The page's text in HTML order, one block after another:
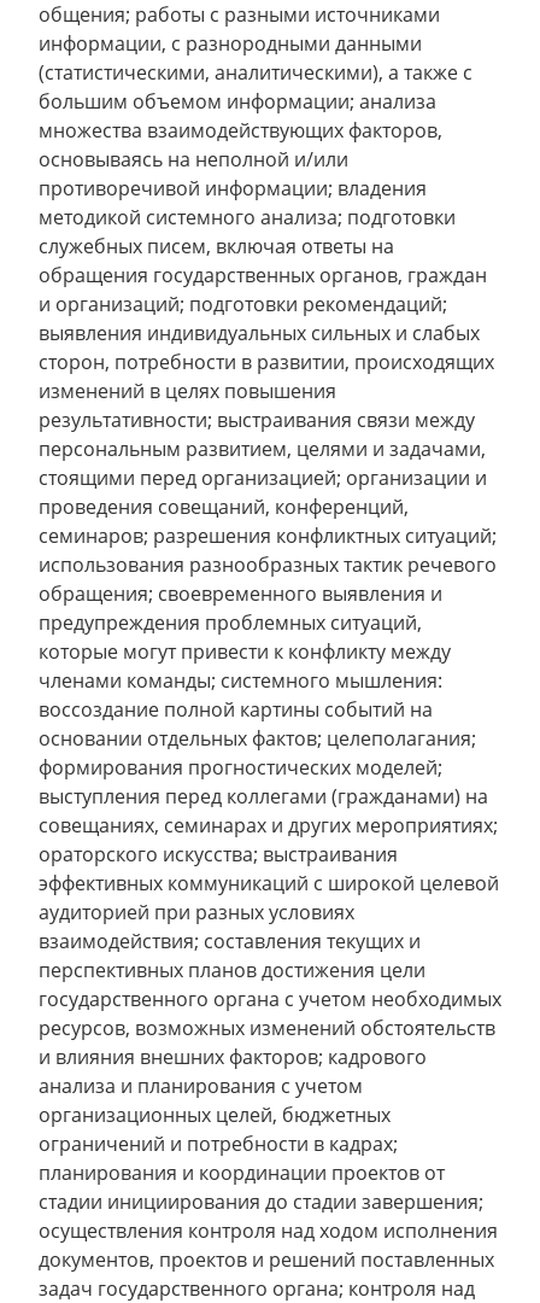
общения; работы с разными источниками
информации, с разнородными данными
(статистическими, аналитическими), а также с
большим объемом информации; анализа
множества взаимодействующих факторов,
основываясь на неполной и/или
противоречивой информации; владения
методикой системного анализа; подготовки
служебных писем, включая ответы на
обращения государственных органов, граждан
и организаций; подготовки рекомендаций;
выявления индивидуальных сильных и слабых
сторон, потребности в развитии, происходящих
изменений в целях повышения
результативности; выстраивания связи между
персональным развитием, целями и задачами,
стоящими перед организацией; организации и
проведения совещаний, конференций,
семинаров; разрешения конфликтных ситуаций;
использования разнообразных тактик речевого
обращения; своевременного выявления и
предупреждения проблемных ситуаций,
которые могут привести к конфликту между
членами команды; системного мышления:
воссоздание полной картины событий на
основании отдельных фактов; целеполагания;
формирования прогностических моделей;
выступления перед коллегами (гражданами) на
совещаниях, семинарах и других мероприятиях;
ораторского искусства; выстраивания
эффективных коммуникаций с широкой целевой
аудиторией при разных условиях
взаимодействия; составления текущих и
перспективных планов достижения цели
государственного органа с учетом необходимых
ресурсов, возможных изменений обстоятельств
и влияния внешних факторов; кадрового
анализа и планирования с учетом
организационных целей, бюджетных
ограничений и потребности в кадрах;
планирования и координации проектов от
стадии инициирования до стадии завершения;
осуществления контроля над ходом исполнения
документов, проектов и решений поставленных
задач государственного органа; контроля над